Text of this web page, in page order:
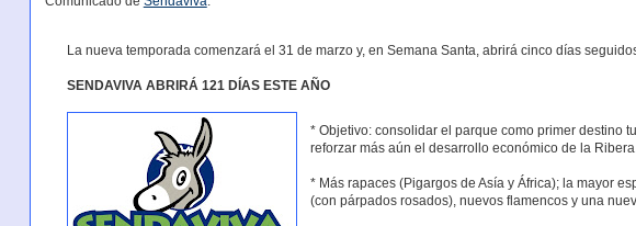
La nueva temporada comenzará el 31 de marzo y, en Semana Santa, abrirá cinco días
SENDAVIVA ABRIRÁ 121 DÍAS ESTE AÑO
* Objetivo: consolidar el parque como primer destino
reforzar más aún el desarrollo económico de la
* Más rapaces (Pigargos de Asía y África); la mayor
(con párpados rosados), nuevos flamencos y una